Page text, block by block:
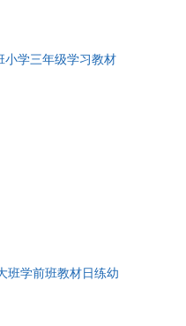
小学三年级学习教材
班学前班教材日练幼